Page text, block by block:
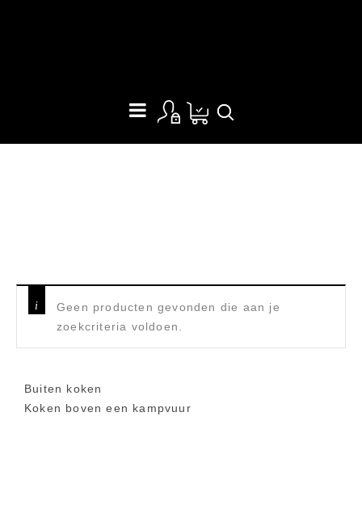
Geen producten gevonden die aan je
zoekcriteria voldoen.
Buiten koken
Koken boven een kampvuur